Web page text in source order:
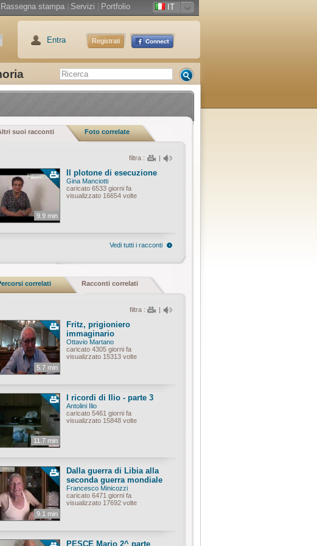
Rassegna stampa Servizi Portfolio IT
Entra Registrati
suoi racconti Foto correlate
filtra : |
9.9 min
Il plotone di esecuzione
Gina Manciotti
caricato 6533 giorni fa
visualizzato 16654 volte
Vedi tutti i racconti
correlati Racconti correlati
filtra : |
5.7 min
Fritz, prigioniero
immaginario
Ottavio Martano
caricato 4305 giorni fa
visualizzato 15313 volte
11.7 min
I ricordi di Ilio - parte 3
Antolini Ilio
caricato 5461 giorni fa
visualizzato 15848 volte
9.1 min
Dalla guerra di Libia alla
seconda guerra mondiale
Francesco Minicozzi
caricato 6471 giorni fa
visualizzato 17692 volte
PESCE Mario 2^ parte